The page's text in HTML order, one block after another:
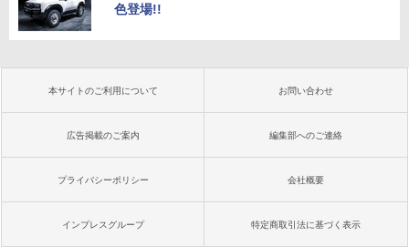
色登場!!
本サイトのご利用について お問い合わせ
広告掲載のご案内 編集部へのご連絡
プライバシーポリシー 会社概要
インプレスグループ 特定商取引法に基づく表示